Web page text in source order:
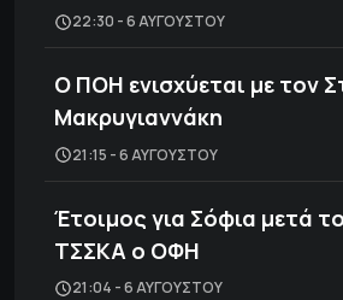
22:30 - 6 ΑΥΓΟΎΣΤΟΥ
Ο ΠΟΗ ενισχύεται με τον
Μακρυγιαννάκη
21:15 - 6 ΑΥΓΟΎΣΤΟΥ
Έτοιμος για Σόφια μετά
ΤΣΣΚΑ ο ΟΦΗ
21:04 - 6 ΑΥΓΟΎΣΤΟΥ